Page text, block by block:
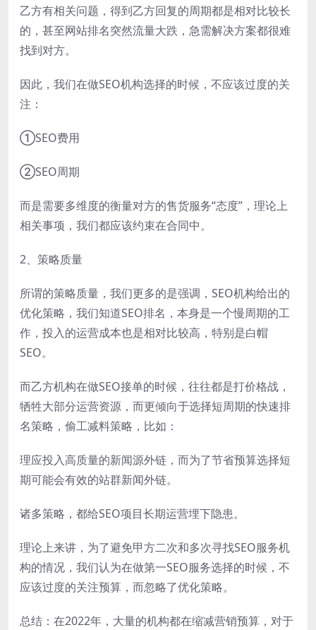
乙方有相关问题，得到乙方回复的周期都是相对比较长
的，甚至网站排名突然流量大跌，急需解决方案都很难
找到对方。
因此，我们在做SEO机构选择的时候，不应该过度的关
注：
①SEO费用
②SEO周期
而是需要多维度的衡量对方的售货服务“态度”，理论上
相关事项，我们都应该约束在合同中。
2、策略质量
所谓的策略质量，我们更多的是强调，SEO机构给出的
优化策略，我们知道SEO排名，本身是一个慢周期的工
作，投入的运营成本也是相对比较高，特别是白帽
SEO。
而乙方机构在做SEO接单的时候，往往都是打价格战，
牺牲大部分运营资源，而更倾向于选择短周期的快速排
名策略，偷工减料策略，比如：
理应投入高质量的新闻源外链，而为了节省预算选择短
期可能会有效的站群新闻外链。
诸多策略，都给SEO项目长期运营埋下隐患。
理论上来讲，为了避免甲方二次和多次寻找SEO服务机
构的情况，我们认为在做第一SEO服务选择的时候，不
应该过度的关注预算，而忽略了优化策略。
总结：在2022年，大量的机构都在缩减营销预算，对于